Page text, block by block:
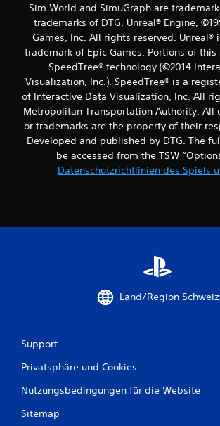
Sim World and SimuGraph are
trademarks of DTG. Unreal® Engine,
Games, Inc. All rights reserved. Unreal®
trademark of Epic Games. Portions of
SpeedTree® technology (©2014
Visualization, Inc.). SpeedTree® is a
of Interactive Data Visualization, Inc. All
Metropolitan Transportation Authority. All
or trademarks are the property of their
Developed and published by DTG. The
be accessed from the TSW
Datenschutzrichtlinien des Spiels
Land/Region Schweiz
Support
Privatsphäre und Cookies
Nutzungsbedingungen für die Website
Sitemap